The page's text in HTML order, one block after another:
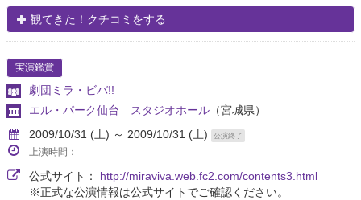
観てきた！クチコミをする
実演鑑賞
劇団ミラ・ビバ!!
エル・パーク仙台 スタジオホール （宮城県）
2009/10/31 (土) ～ 2009/10/31 (土)
公演終了
上演時間：
公式サイト： http://miraviva.web.fc2.com/contents3.html
※正式な公演情報は公式サイトでご確認ください。